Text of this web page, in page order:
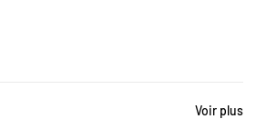
Voir plus